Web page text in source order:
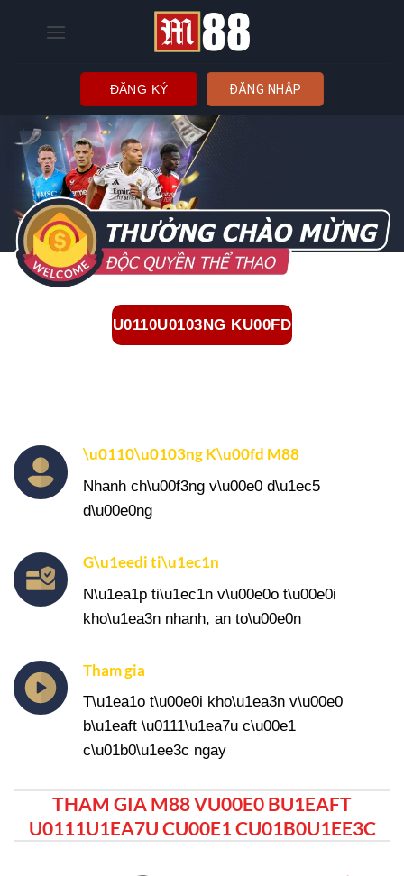
ĐĂNG KÝ ĐĂNG NHẬP
U0110U0103NG KU00FD
\u0110\u0103ng K\u00fd M88
Nhanh ch\u00f3ng v\u00e0 d\u1ec5
d\u00e0ng
G\u1eedi ti\u1ec1n
N\u1ea1p ti\u1ec1n v\u00e0o t\u00e0i
kho\u1ea3n nhanh, an to\u00e0n
Tham gia
T\u1ea1o t\u00e0i kho\u1ea3n v\u00e0
b\u1eaft \u0111\u1ea7u c\u00e1
c\u01b0\u1ee3c ngay
THAM GIA M88 VU00E0 BU1EAFT
U0111U1EA7U CU00E1 CU01B0U1EE3C